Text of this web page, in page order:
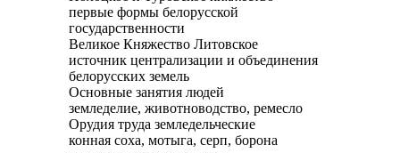
первые формы белорусской
государственности
Великое Княжество Литовское
источник централизации и объединения
белорусских земель
Основные занятия людей
земледелие, животноводство, ремесло
Орудия труда земледельческие
конная соха, мотыга, серп, борона